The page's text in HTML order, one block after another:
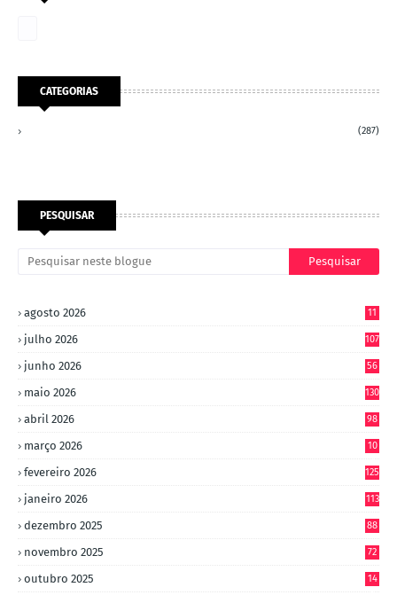
CATEGORIAS
(287)
PESQUISAR
agosto 2026 11
julho 2026 107
junho 2026 56
maio 2026 130
abril 2026 98
março 2026
10
fevereiro 2026 125
janeiro 2026 113
dezembro 2025 88
novembro 2025 72
outubro 2025
14